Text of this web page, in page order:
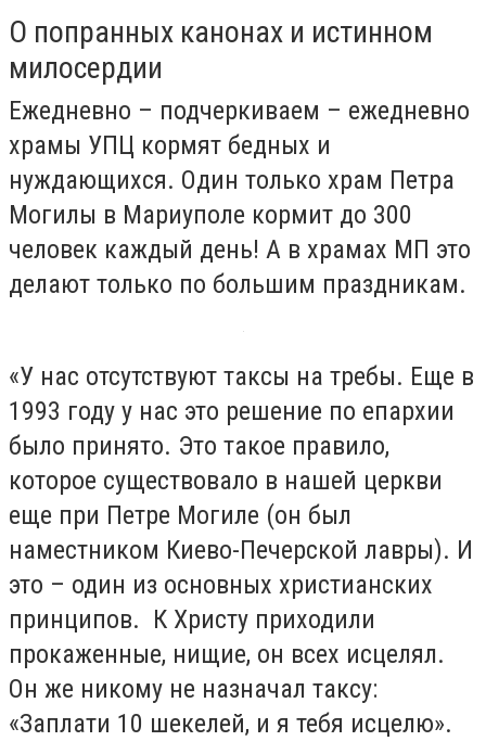
О попранных канонах и истинном
милосердии
Ежедневно – подчеркиваем – ежедневно
храмы УПЦ кормят бедных и
нуждающихся. Один только храм Петра
Могилы в Мариуполе кормит до 300
человек каждый день! А в храмах МП это
делают только по большим праздникам.
«У нас отсутствуют таксы на требы. Еще в
1993 году у нас это решение по епархии
было принято. Это такое правило,
которое существовало в нашей церкви
еще при Петре Могиле (он был
наместником Киево-Печерской лавры). И
это – один из основных христианских
принципов. К Христу приходили
прокаженные, нищие, он всех исцелял.
Он же никому не назначал таксу:
«Заплати 10 шекелей, и я тебя исцелю».